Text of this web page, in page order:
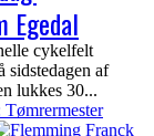
Egedal
cykelfelt
sidstedagen af
lukkes 30...